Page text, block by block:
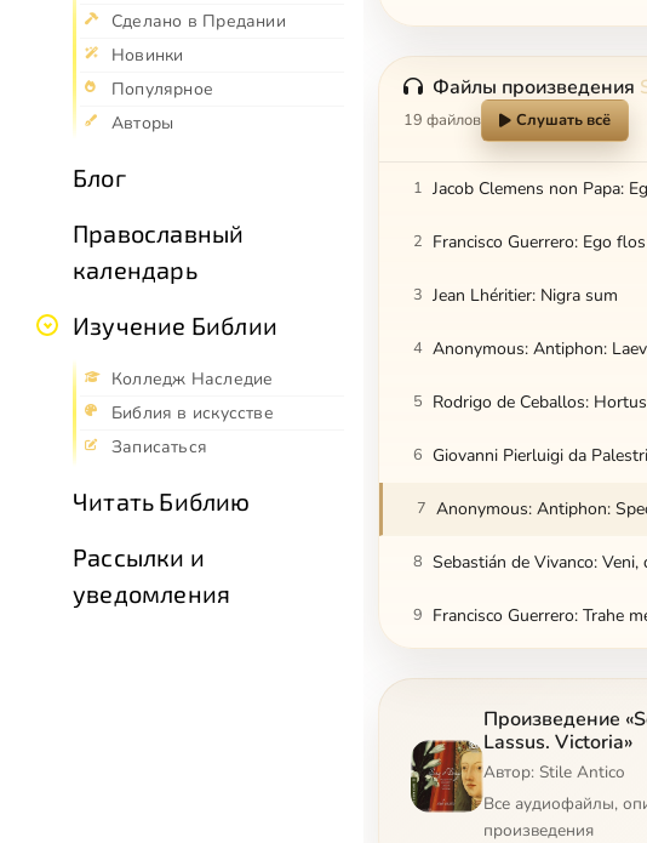
Сделано в Предании
Новинки
Популярное
Авторы
Блог
Православный
календарь
Изучение Библии
Колледж Наследие
Библия в искусстве
Записаться
Читать Библию
Рассылки и
уведомления
Файлы произведения
19 файлов Слушать всё
1 Jacob Clemens non Papa:
2 Francisco Guerrero: Ego
3 Jean Lhéritier: Nigra sum
4 Anonymous: Antiphon:
5 Rodrigo de Ceballos:
6 Giovanni Pierluigi da
7 Anonymous: Antiphon:
8 Sebastián de Vivanco: Veni,
9 Francisco Guerrero: Trahe
Tómas Luis de Victoria:
12 Giovanni Pierluigi da
Anonymous: Antiphon: Dum
Произведение
Lassus. Victoria»
Автор: Stile Antico
Все аудиофайлы,
произведения